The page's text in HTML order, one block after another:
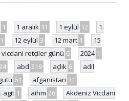
1 1 aralık 11 1 eylül 12
1.
1 12 eylül 3 12 mart 1
15
vicdani retçiler günü 6 2024 1
abd 319 açlık 6
adil
61 afganistan 31
agit 1 aihm 26 Akdeniz Vicdani